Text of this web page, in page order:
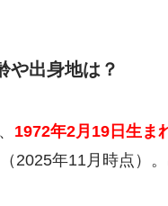
や出身地は？
1972年2月19日生ま
2025年11月時点）